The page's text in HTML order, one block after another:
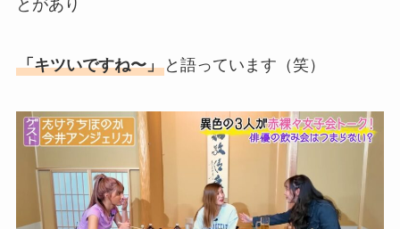
とがあり
「キツいですね〜」と語っています（笑）